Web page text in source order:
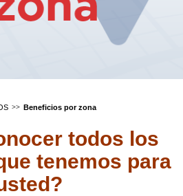
Beneficios por zona
todos los
tenemos para